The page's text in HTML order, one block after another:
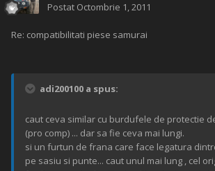
Postat Octombrie 1, 2011
Re: compatibilitati piese samurai
adi200100 a spus:
caut ceva similar cu burdufele de protectie
(pro comp) ... dar sa fie ceva mai lungi.
si un furtun de frana care face legatura
pe sasiu si punte... caut unul mai lung , cel